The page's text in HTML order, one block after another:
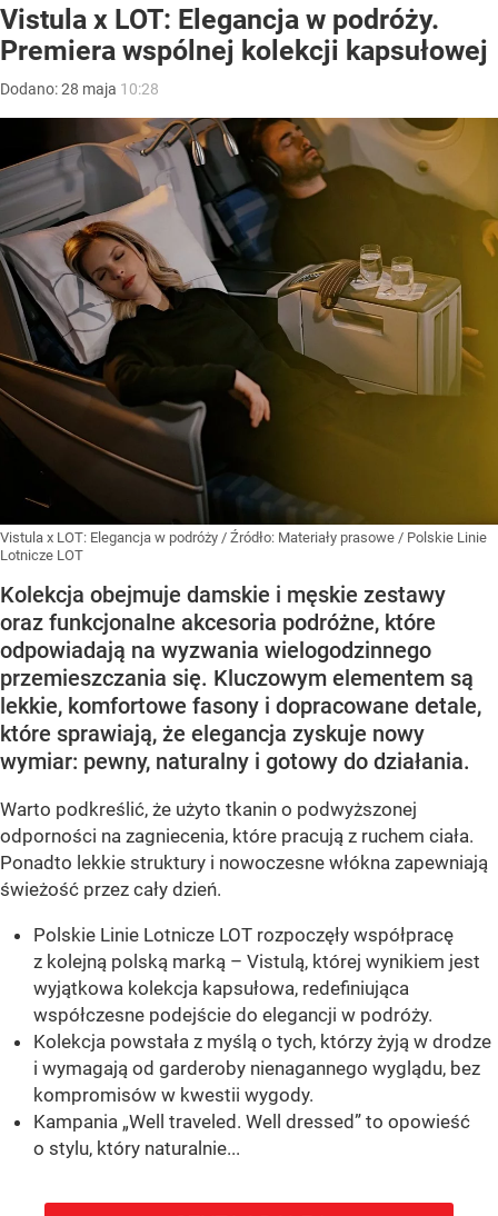
Vistula x LOT: Elegancja w podróży.
Premiera wspólnej kolekcji kapsułowej
Dodano:28 maja 10:28
Vistula x LOT: Elegancja w podróży / Źródło: Materiały prasowe / Polskie Linie
Lotnicze LOT
Kolekcja obejmuje damskie i męskie zestawy
oraz funkcjonalne akcesoria podróżne, które
odpowiadają na wyzwania wielogodzinnego
przemieszczania się. Kluczowym elementem są
lekkie, komfortowe fasony i dopracowane detale,
które sprawiają, że elegancja zyskuje nowy
wymiar: pewny, naturalny i gotowy do działania.
Warto podkreślić, że użyto tkanin o podwyższonej
odporności na zagniecenia, które pracują z ruchem ciała.
Ponadto lekkie struktury i nowoczesne włókna zapewniają
świeżość przez cały dzień.
Polskie Linie Lotnicze LOT rozpoczęły współpracę
z kolejną polską marką – Vistulą, której wynikiem jest
wyjątkowa kolekcja kapsułowa, redefiniująca
współczesne podejście do elegancji w podróży.
Kolekcja powstała z myślą o tych, którzy żyją w drodze
i wymagają od garderoby nienagannego wyglądu, bez
kompromisów w kwestii wygody.
Kampania „Well traveled. Well dressed” to opowieść
o stylu, który naturalnie...